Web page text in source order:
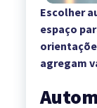
Escolher
espaço
agregam